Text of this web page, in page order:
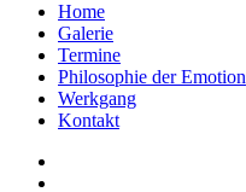
Home
Galerie
Termine
Philosophie der Emotion
Werkgang
Kontakt